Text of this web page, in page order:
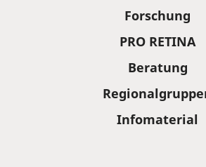
Forschung
PRO RETINA
Beratung
Infomaterial